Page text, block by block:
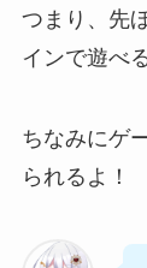
つまり、 先
インで遊べ
ちなみにゲ
られる よ！